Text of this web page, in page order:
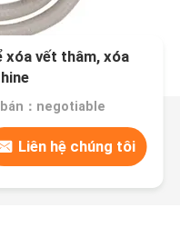
xóa vết thâm, xóa
bán：negotiable
Liên hệ chúng tôi